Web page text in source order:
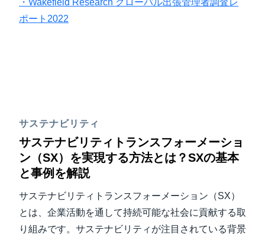
・Wakefield Research グローバル出張管理者調査レ
ポート2022
サステナビリティ
サステナビリティトランスフォーメーショ
ン（SX）を実現する方法とは？SXの基本
と事例を解説
サステナビリティトランスフォーメーション（SX）
とは、企業活動を通して持続可能な社会に貢献する取
り組みです。サステナビリティが注目されている背景